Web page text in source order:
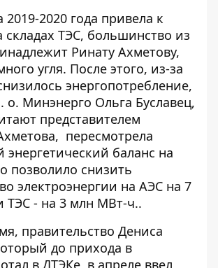
2019-2020 года привела к
складах ТЭС, большинство из
Ринату Ахметову,
угля. После этого, из-за
энергопотребление,
Минэнерго Ольга Буславец,
представителем
, пересмотрела
энергетический баланс на
позволило снизить
электроэнергии на АЭС на 7
ТЭС - на 3 млн МВт-ч..
правительство Дениса
до прихода в
в ДТЭКе, в апреле ввел